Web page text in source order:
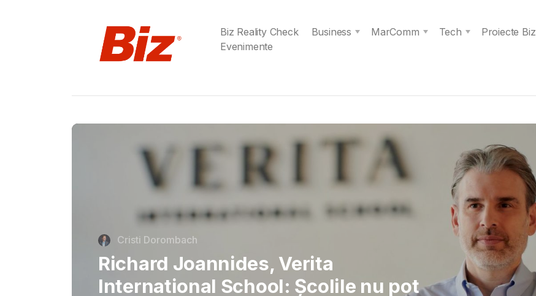
Biz Reality Check Business MarComm Tech
Proiecte Biz
Evenimente
Gabriel Barliga